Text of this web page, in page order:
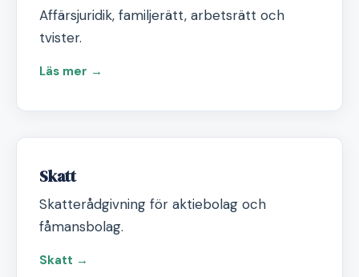
Affärsjuridik, familjerätt, arbetsrätt och
tvister.
Läs mer →
Skatt
Skatterådgivning för aktiebolag och
fåmansbolag.
Skatt →